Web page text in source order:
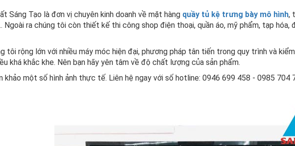
Sáng Tạo là đơn vị chuyên kinh doanh về mặt hàng quầy tủ kệ trưng bày mô hình,
Ngoài ra chúng tôi còn thiết kế thi công shop điện thoại, quần áo, mỹ phẩm, tạp
tôi rộng lớn với nhiều máy móc hiện đại, phương pháp tân tiến trong quy trình và
khá khắc khe. Nên bạn hãy yên tâm về độ chất lượng của sản phẩm.
khảo một số hình ảnh thực tế. Liên hệ ngay với số hotline: 0946 699 458 - 0985